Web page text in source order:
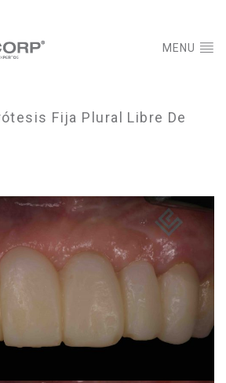
MENU
Fija Plural Libre De